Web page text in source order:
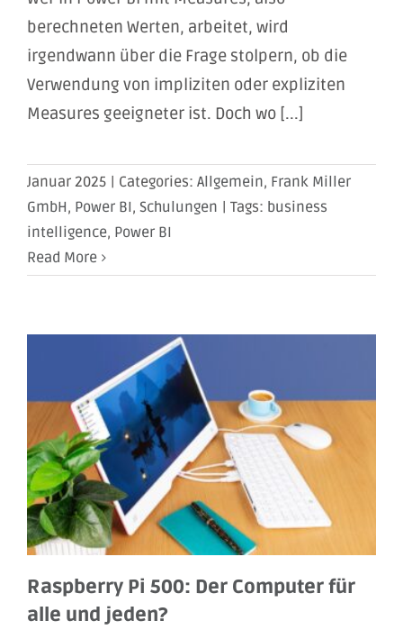
berechneten Werten, arbeitet, wird
irgendwann über die Frage stolpern, ob die
Verwendung von impliziten oder expliziten
Measures geeigneter ist. Doch wo [...]
Januar 2025 | Categories: Allgemein, Frank Miller
GmbH, Power BI, Schulungen | Tags: business
intelligence, Power BI
Read More
Raspberry Pi 500: Der Computer für
alle und jeden?